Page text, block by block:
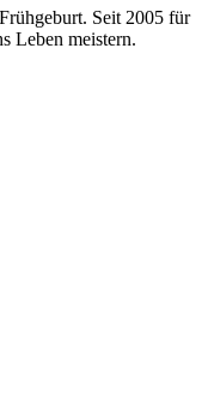
Seit 2005 für
Leben meistern.